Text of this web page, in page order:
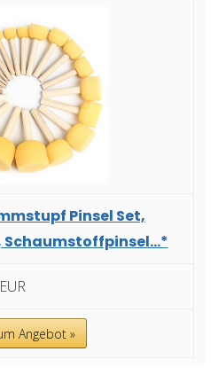
Pinsel Set,
Schaumstoffpinsel...*
Angebot »